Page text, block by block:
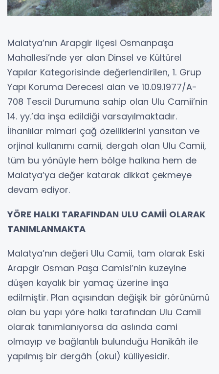
Malatya’nın Arapgir ilçesi Osmanpaşa
Mahallesi’nde yer alan Dinsel ve Kültürel
Yapılar Kategorisinde değerlendirilen, 1. Grup
Yapı Koruma Derecesi alan ve 10.09.1977/A-
708 Tescil Durumuna sahip olan Ulu Camii’nin
14. yy.’da inşa edildiği varsayılmaktadır.
İlhanlılar mimari çağ özelliklerini yansıtan ve
orjinal kullanımı camii, dergah olan Ulu Camii,
tüm bu yönüyle hem bölge halkına hem de
Malatya’ya değer katarak dikkat çekmeye
devam ediyor.
YÖRE HALKI TARAFINDAN ULU CAMİİ OLARAK
TANIMLANMAKTA
Malatya’nın değeri Ulu Camii, tam olarak Eski
Arapgir Osman Paşa Camisi’nin kuzeyine
düşen kayalık bir yamaç üzerine inşa
edilmiştir. Plan açısından değişik bir görünümü
olan bu yapı yöre halkı tarafından Ulu Camii
olarak tanımlanıyorsa da aslında cami
olmayıp ve bağlantılı bulunduğu Hanikâh ile
yapılmış bir dergâh (okul) külliyesidir.